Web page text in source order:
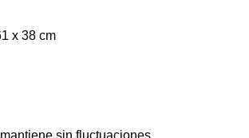
x 38 cm
sin fluctuaciones